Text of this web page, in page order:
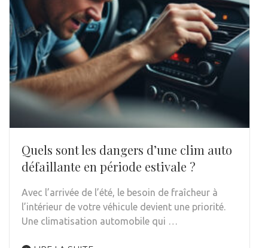
Quels sont les dangers d’une clim auto
défaillante en période estivale ?
Avec l’arrivée de l’été, le besoin de fraîcheur à
l’intérieur de votre véhicule devient une priorité.
Une climatisation automobile qui …